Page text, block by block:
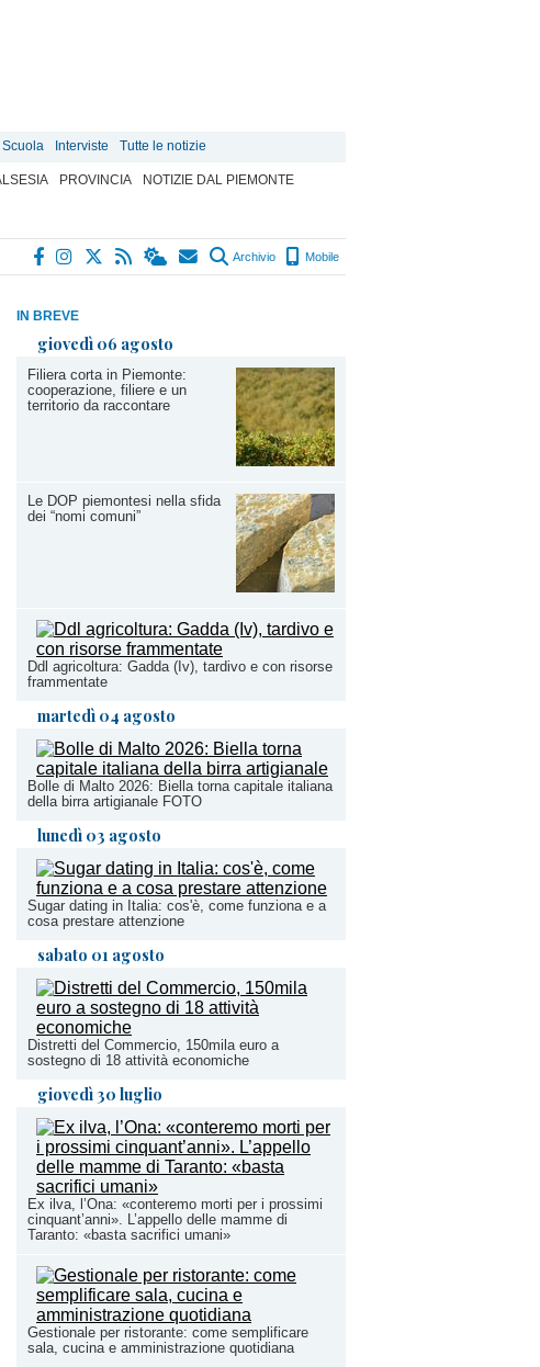
Scuola Interviste Tutte le notizie
PROVINCIA
NOTIZIE DAL PIEMONTE
Archivio Mobile
IN BREVE
giovedì 06 agosto
Filiera corta in Piemonte:
cooperazione, filiere e un
territorio da raccontare
Le DOP piemontesi nella sfida
dei “nomi comuni”
Ddl agricoltura: Gadda (Iv), tardivo e con risorse
frammentate
martedì 04 agosto
Bolle di Malto 2026: Biella torna capitale italiana
della birra artigianale FOTO
lunedì 03 agosto
Sugar dating in Italia: cos'è, come funziona e a
cosa prestare attenzione
sabato 01 agosto
Distretti del Commercio, 150mila euro a
sostegno di 18 attività economiche
giovedì 30 luglio
Ex ilva, l’Ona: «conteremo morti per i prossimi
cinquant’anni». L’appello delle mamme di
Taranto: «basta sacrifici umani»
Gestionale per ristorante: come semplificare
sala, cucina e amministrazione quotidiana